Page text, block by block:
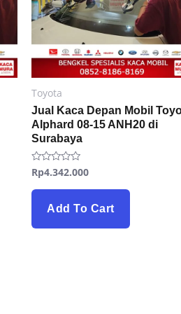
Toyota
Jual Kaca Depan Mobil
Alphard 08-15 ANH20 di
Surabaya
Rated
0
out
Rp4.342.000
Add To Cart